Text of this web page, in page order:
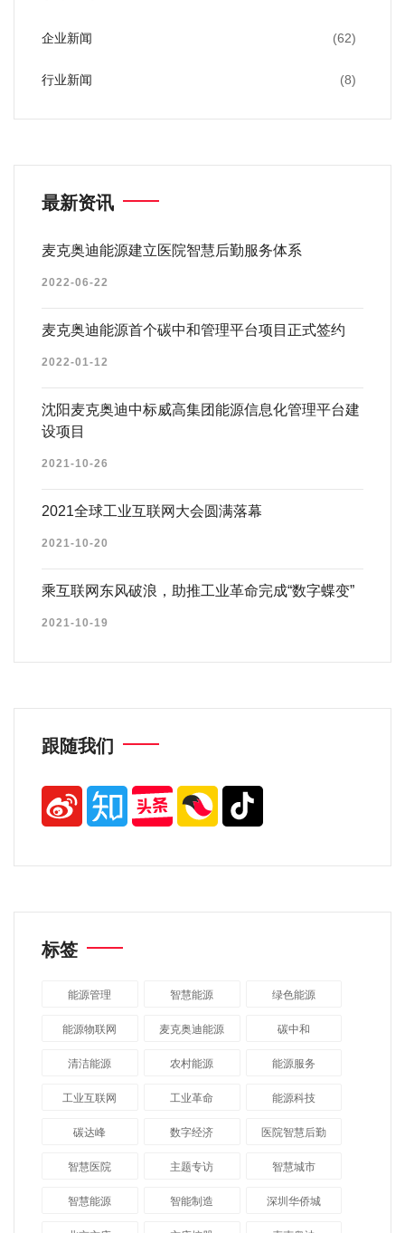
企业新闻 (62)
行业新闻 (8)
最新资讯
麦克奥迪能源建立医院智慧后勤服务体系
2022-06-22
麦克奥迪能源首个碳中和管理平台项目正式签约
2022-01-12
沈阳麦克奥迪中标威高集团能源信息化管理平台建
设项目
2021-10-26
2021全球工业互联网大会圆满落幕
2021-10-20
乘互联网东风破浪，助推工业革命完成“数字蝶变”
2021-10-19
跟随我们
标签
能源管理 智慧能源 绿色能源
能源物联网 麦克奥迪能源 碳中和
清洁能源 农村能源 能源服务
工业互联网 工业革命 能源科技
碳达峰 数字经济 医院智慧后勤
智慧医院 主题专访 智慧城市
​智慧能源 智能制造 深圳华侨城